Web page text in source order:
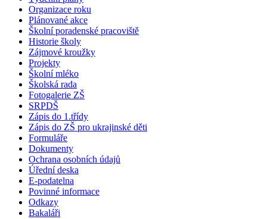
Organizace roku
Plánované akce
Školní poradenské pracoviště
Historie školy
Zájmové kroužky
Projekty
Školní mléko
Školská rada
Fotogalerie ZŠ
SRPDŠ
Zápis do 1.třídy
Zápis do ZŠ pro ukrajinské děti
Formuláře
Dokumenty
Ochrana osobních údajů
Úřední deska
E-podatelna
Povinné informace
Odkazy
Bakaláři